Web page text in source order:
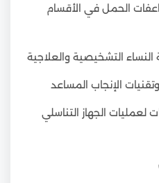
الحمل في الأقسام
النساء التشخيصية والعلاجية
الإنجاب المساعد
لعمليات الجهاز التناسلي